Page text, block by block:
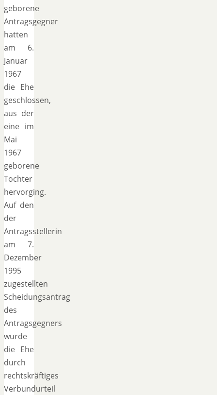
geborene
Antragsgegner
hatten
am 6.
Januar
1967
die Ehe
geschlossen,
aus der
eine im
Mai
1967
geborene
Tochter
hervorging.
Auf den
der
Antragsstellerin
am 7.
Dezember
1995
zugestellten
Scheidungsantrag
des
Antragsgegners
wurde
die Ehe
durch
rechtskräftiges
Verbundurteil